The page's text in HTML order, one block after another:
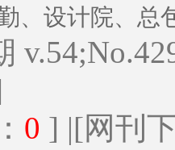
、设计院、总
0 ] |[网刊